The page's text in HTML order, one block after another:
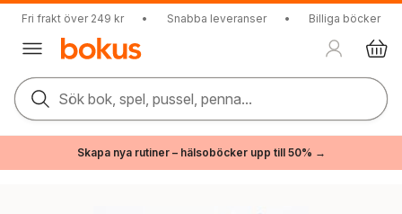
Fri frakt över 249 kr • Snabba leveranser • Billiga böcker
Sök bok, spel, pussel, penna...
Skapa nya rutiner – hälsoböcker upp till 50% →